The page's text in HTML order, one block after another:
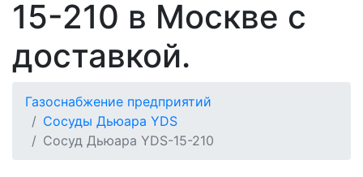
15-210 в Москве с
доставкой.
Газоснабжение предприятий
Сосуды Дьюара YDS
Сосуд Дьюара YDS-15-210